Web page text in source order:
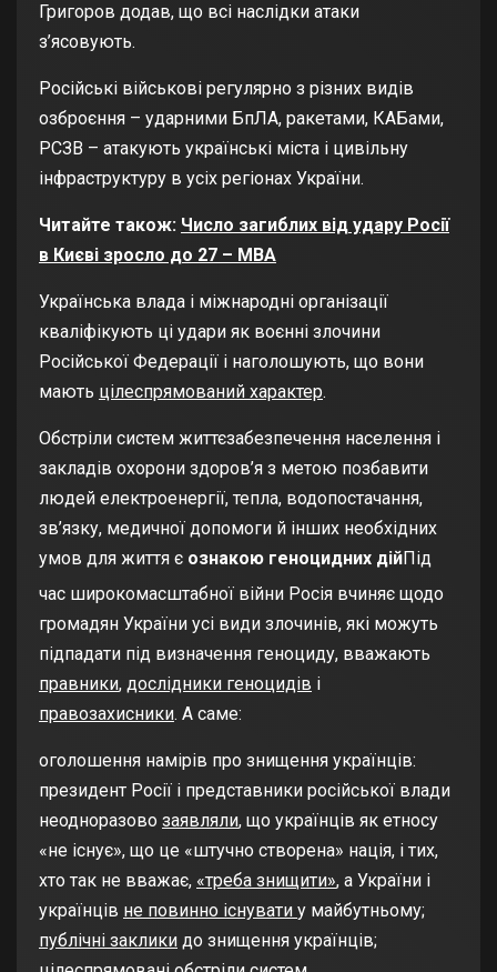
Григоров додав, що всі наслідки атаки
з’ясовують.
Російські військові регулярно з різних видів
озброєння – ударними БпЛА, ракетами, КАБами,
РСЗВ – атакують українські міста і цивільну
інфраструктуру в усіх регіонах України.
Читайте також: Число загиблих від удару Росії
в Києві зросло до 27 – МВА
Українська влада і міжнародні організації
кваліфікують ці удари як воєнні злочини
Російської Федерації і наголошують, що вони
мають цілеспрямований характер.
Обстріли систем життєзабезпечення населення і
закладів охорони здоров’я з метою позбавити
людей електроенергії, тепла, водопостачання,
зв’язку, медичної допомоги й інших необхідних
умов для життя є ознакою геноцидних дійПід
час широкомасштабної війни Росія вчиняє щодо
громадян України усі види злочинів, які можуть
підпадати під визначення геноциду, вважають
правники, дослідники геноцидів і
правозахисники. А саме:
оголошення намірів про знищення українців:
президент Росії і представники російської влади
неодноразово заявляли, що українців як етносу
«не існує», що це «штучно створена» нація, і тих,
хто так не вважає, «треба знищити», а України і
українців не повинно існувати у майбутньому;
публічні заклики до знищення українців;